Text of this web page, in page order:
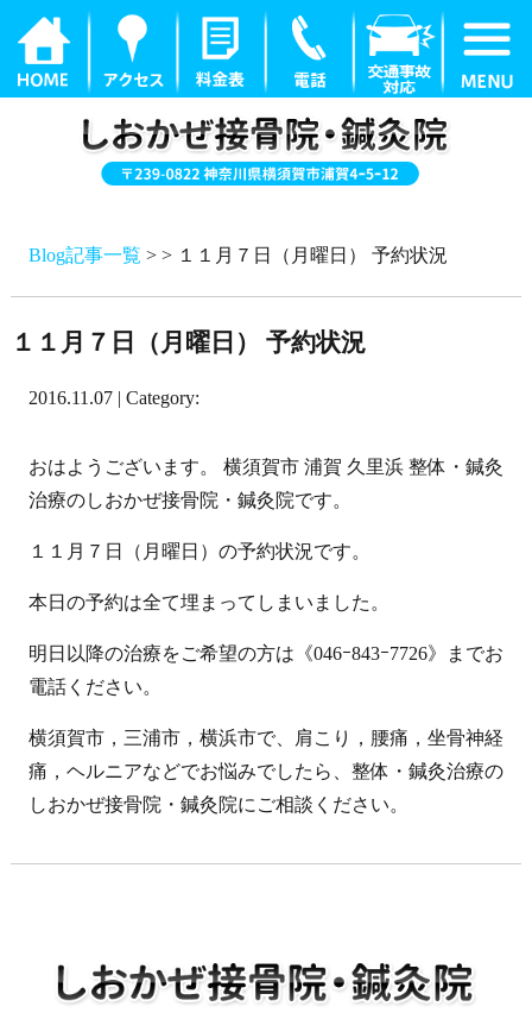
Blog記事一覧 > > １１月７日（月曜日） 予約状況
１１月７日（月曜日） 予約状況
2016.11.07 | Category:
おはようございます。 横須賀市 浦賀 久里浜 整体・鍼灸
治療のしおかぜ接骨院・鍼灸院です。
１１月７日（月曜日）の予約状況です。
本日の予約は全て埋まってしまいました。
明日以降の治療をご希望の方は《046ｰ843ｰ7726》までお
電話ください。
横須賀市，三浦市，横浜市で、肩こり，腰痛，坐骨神経
痛，ヘルニアなどでお悩みでしたら、整体・鍼灸治療の
しおかぜ接骨院・鍼灸院にご相談ください。